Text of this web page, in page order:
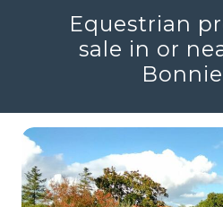
Equestrian
sale in or